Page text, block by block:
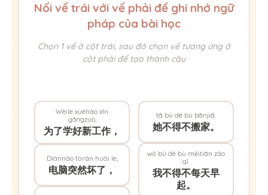
Nối vế trái với vế phải để ghi nhớ ngữ
pháp của bài học
Chọn 1 vế ở cột trái, sau đó chọn vế tương ứng ở
cột phải để tạo thành câu
Wèile xuéhǎo xīn
gōngzuò,
为了学好新工作，
Diànnǎo tūrán huài le,
电脑突然坏了，
tā bù dé bù bānjiā.
她不得不搬家。
wǒ bù dé bù měitiān zǎo
qǐ.
我不得不每天早
起。